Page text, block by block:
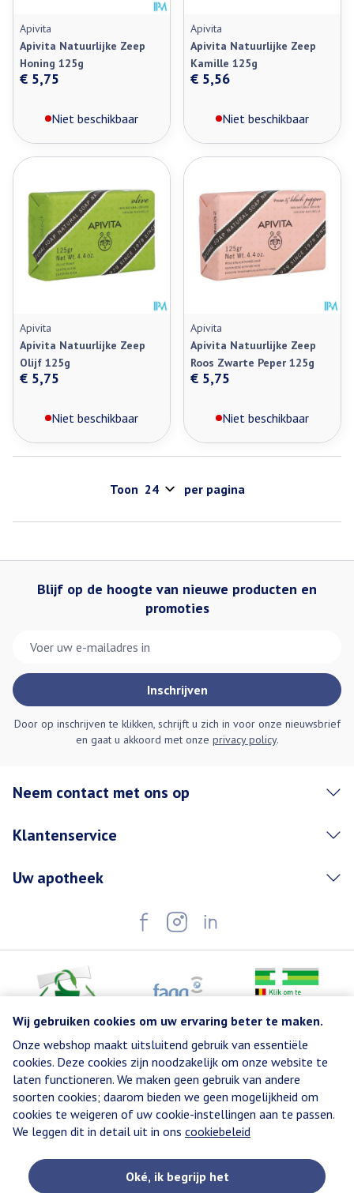
Wij gebruiken cookies om uw ervaring beter te maken.
Onze webshop maakt uitsluitend gebruik van essentiële
cookies. Deze cookies zijn noodzakelijk om onze website te
laten functioneren. We maken geen gebruik van andere
soorten cookies; daarom bieden we geen mogelijkheid om
cookies te weigeren of uw cookie-instellingen aan te passen.
We leggen dit in detail uit in ons cookiebeleid
Oké, ik begrijp het
Apivita
Apivita Natuurlijke Zeep
Honing 125g
€ 5,75
Niet beschikbaar
Apivita
Apivita Natuurlijke Zeep
Kamille 125g
€ 5,56
Niet beschikbaar
Apivita
Apivita Natuurlijke Zeep
Olijf 125g
€ 5,75
Niet beschikbaar
Apivita
Apivita Natuurlijke Zeep
Roos Zwarte Peper 125g
€ 5,75
Niet beschikbaar
Toon per pagina
Blijf op de hoogte van nieuwe producten en
promoties
Inschrijven
Door op inschrijven te klikken, schrijft u zich in voor onze nieuwsbrief
en gaat u akkoord met onze privacy policy.
Neem contact met ons op
Klantenservice
Uw apotheek
Juridische links